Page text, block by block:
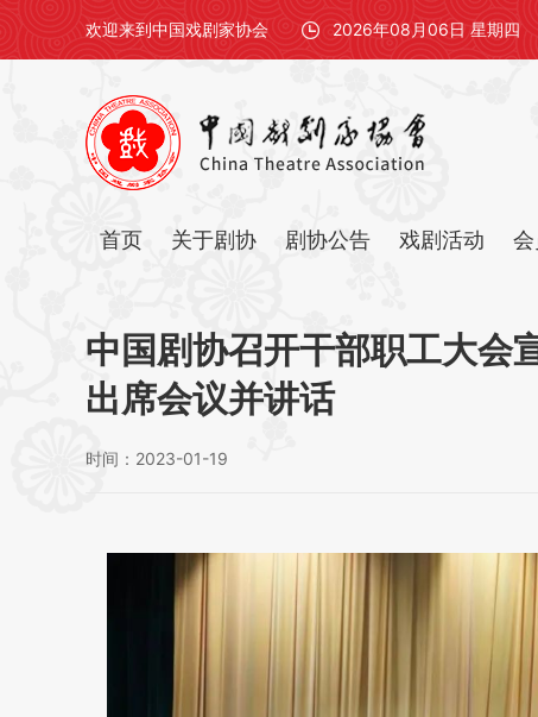
欢迎来到中国戏剧家协会 2026年08月06日 星期四
首页 关于剧协 剧协公告 戏剧活动
中国剧协召开干部职工大会
出席会议并讲话
时间：2023-01-19